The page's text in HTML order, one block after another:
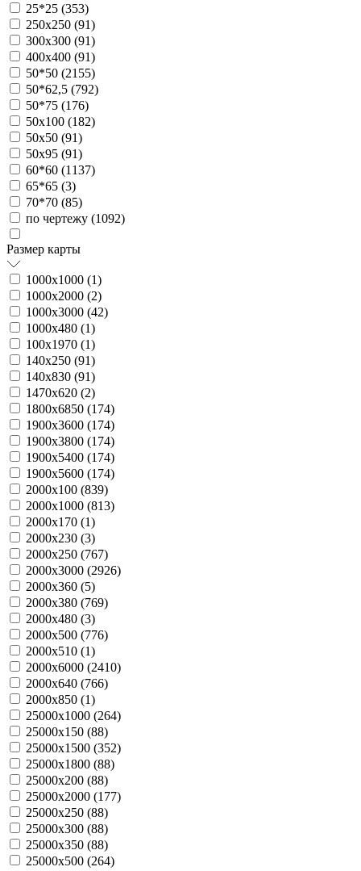
25*25 (353)
250х250 (91)
300х300 (91)
400х400 (91)
50*50 (2155)
50*62,5 (792)
50*75 (176)
50х100 (182)
50х50 (91)
50х95 (91)
60*60 (1137)
65*65 (3)
70*70 (85)
по чертежу (1092)
Размер карты
1000х1000 (1)
1000х2000 (2)
1000х3000 (42)
1000х480 (1)
100х1970 (1)
140х250 (91)
140х830 (91)
1470х620 (2)
1800х6850 (174)
1900х3600 (174)
1900х3800 (174)
1900х5400 (174)
1900х5600 (174)
2000х100 (839)
2000х1000 (813)
2000х170 (1)
2000х230 (3)
2000х250 (767)
2000х3000 (2926)
2000х360 (5)
2000х380 (769)
2000х480 (3)
2000х500 (776)
2000х510 (1)
2000х6000 (2410)
2000х640 (766)
2000х850 (1)
25000х1000 (264)
25000х150 (88)
25000х1500 (352)
25000х1800 (88)
25000х200 (88)
25000х2000 (177)
25000х250 (88)
25000х300 (88)
25000х350 (88)
25000х500 (264)